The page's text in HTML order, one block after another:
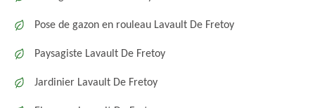
Pose de gazon en rouleau Lavault De Fretoy
Paysagiste Lavault De Fretoy
Jardinier Lavault De Fretoy